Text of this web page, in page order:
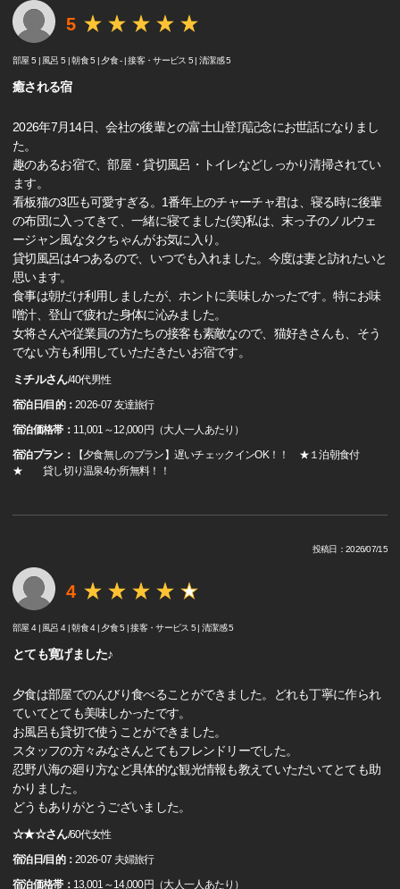
5
部屋 5 | 風呂 5 |朝食 5 | 夕食 - |接客・サービス 5 |清潔感 5
癒される宿
2026年7月14日、会社の後輩との富士山登頂記念にお世話になりまし
た。
趣のあるお宿で、部屋・貸切風呂・トイレなどしっかり清掃されてい
ます。
看板猫の3匹も可愛すぎる。1番年上のチャーチャ君は、寝る時に後輩
の布団に入ってきて、一緒に寝てました(笑)私は、末っ子のノルウェ
ージャン風なタクちゃんがお気に入り。
貸切風呂は4つあるので、いつでも入れました。今度は妻と訪れたいと
思います。
食事は朝だけ利用しましたが、ホントに美味しかったです。特にお味
噌汁、登山で疲れた身体に沁みました。
女将さんや従業員の方たちの接客も素敵なので、猫好きさんも、そう
でない方も利用していただきたいお宿です。
ミチルさん/40代男性
宿泊日/目的：2026-07 友達旅行
宿泊価格帯： 11,001～12,000円（大人一人あたり）
宿泊プラン：
【夕食無しのプラン】遅いチェックインOK！！ ★１泊朝食付
★ 貸し切り温泉4か所無料！！
投稿日：2026/07/15
4
部屋 4 | 風呂 4 |朝食 4 | 夕食 5 |接客・サービス 5 |清潔感 5
とても寛げました♪
夕食は部屋でのんびり食べることができました。どれも丁寧に作られ
ていてとても美味しかったです。
お風呂も貸切で使うことができました。
スタッフの方々みなさんとてもフレンドリーでした。
忍野八海の廻り方など具体的な観光情報も教えていただいてとても助
かりました。
どうもありがとうございました。
☆★☆さん/60代女性
宿泊日/目的：2026-07 夫婦旅行
宿泊価格帯： 13,001～14,000円（大人一人あたり）